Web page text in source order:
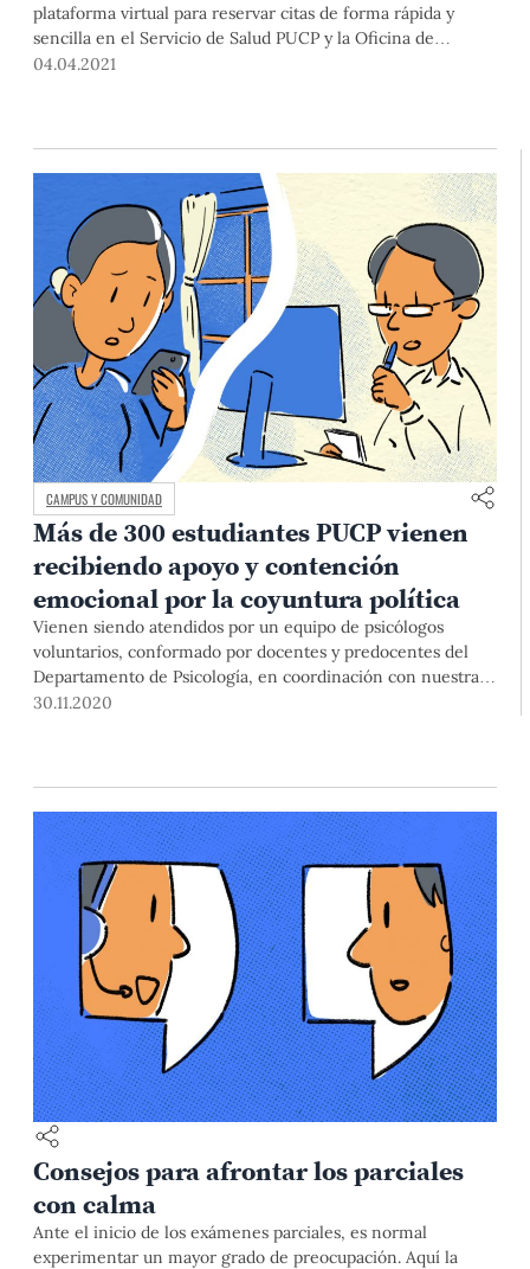
plataforma virtual para reservar citas de forma rápida y
sencilla en el Servicio de Salud PUCP y la Oficina de
Bienestar Psicológico de la DAES.
04.04.2021
CAMPUS Y COMUNIDAD
Más de 300 estudiantes PUCP vienen
recibiendo apoyo y contención
emocional por la coyuntura política
Vienen siendo atendidos por un equipo de psicólogos
voluntarios, conformado por docentes y predocentes del
Departamento de Psicología, en coordinación con nuestra
Dirección de Asuntos Estudiantiles, como acción inmediata
30.11.2020
Consejos para afrontar los parciales
con calma
Ante el inicio de los exámenes parciales, es normal
experimentar un mayor grado de preocupación. Aquí la